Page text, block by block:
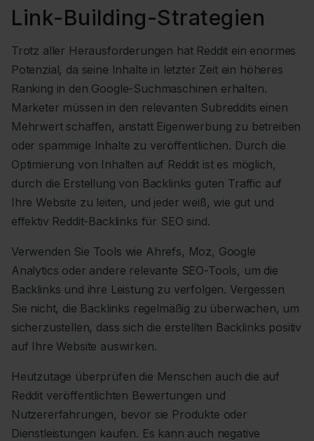
Link-Building-Strategien
Trotz aller Herausforderungen hat Reddit ein enormes
Potenzial, da seine Inhalte in letzter Zeit ein höheres
Ranking in den Google-Suchmaschinen erhalten.
Marketer müssen in den relevanten Subreddits einen
Mehrwert schaffen, anstatt Eigenwerbung zu betreiben
oder spammige Inhalte zu veröffentlichen. Durch die
Optimierung von Inhalten auf Reddit ist es möglich,
durch die Erstellung von Backlinks guten Traffic auf
Ihre Website zu leiten, und jeder weiß, wie gut und
effektiv Reddit-Backlinks für SEO sind.
Verwenden Sie Tools wie Ahrefs, Moz, Google
Analytics oder andere relevante SEO-Tools, um die
Backlinks und ihre Leistung zu verfolgen. Vergessen
Sie nicht, die Backlinks regelmäßig zu überwachen, um
sicherzustellen, dass sich die erstellten Backlinks positiv
auf Ihre Website auswirken.
Heutzutage überprüfen die Menschen auch die auf
Reddit veröffentlichten Bewertungen und
Nutzererfahrungen, bevor sie Produkte oder
Dienstleistungen kaufen. Es kann auch negative